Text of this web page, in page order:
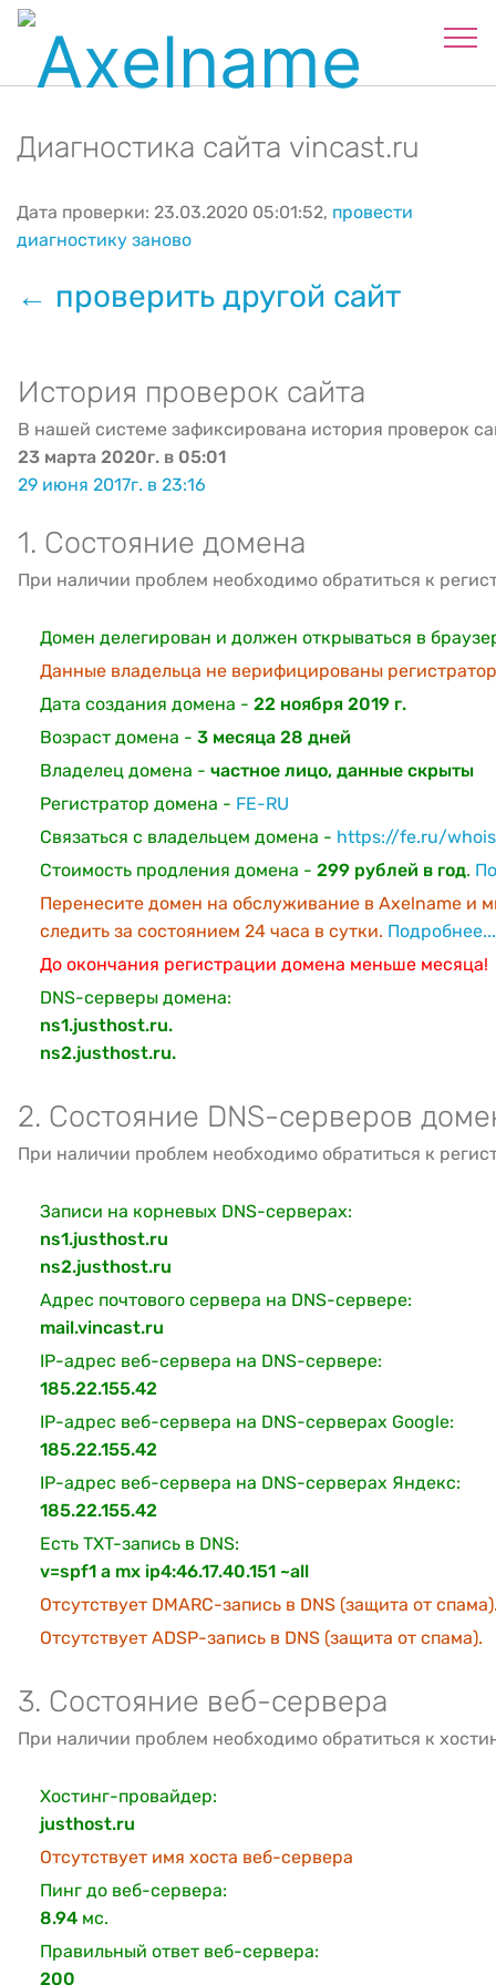
Диагностика сайта vincast.ru
Дата проверки: 23.03.2020 05:01:52, провести
диагностику заново
← проверить другой сайт
История проверок сайта
В нашей системе зафиксирована история проверок
23 марта 2020г. в 05:01
29 июня 2017г. в 23:16
1. Состояние домена
При наличии проблем необходимо обратиться к
Домен делегирован и должен открываться в
Данные владельца не верифицированы
Дата создания домена - 22 ноября 2019 г.
Возраст домена - 3 месяца 28 дней
Владелец домена - частное лицо, данные скрыты
Регистратор домена - FE-RU
Связаться с владельцем домена - https://fe.ru/
Стоимость продления домена - 299 рублей в год.
Перенесите домен на обслуживание в Axelname и
следить за состоянием 24 часа в сутки. Подробнее...
До окончания регистрации домена меньше месяца!
DNS-серверы домена:
ns1.justhost.ru.
ns2.justhost.ru.
2. Состояние DNS-серверов
При наличии проблем необходимо обратиться к
Записи на корневых DNS-серверах:
ns1.justhost.ru
ns2.justhost.ru
Адрес почтового сервера на DNS-сервере:
mail.vincast.ru
IP-адрес веб-сервера на DNS-сервере:
185.22.155.42
IP-адрес веб-сервера на DNS-серверах Google:
185.22.155.42
IP-адрес веб-сервера на DNS-серверах Яндекс:
185.22.155.42
Есть TXT-запись в DNS:
v=spf1 a mx ip4:46.17.40.151 ~all
Отсутствует DMARC-запись в DNS (защита от
Отсутствует ADSP-запись в DNS (защита от спама).
3. Состояние веб-сервера
При наличии проблем необходимо обратиться к
Хостинг-провайдер:
justhost.ru
Отсутствует имя хоста веб-сервера
Пинг до веб-сервера:
8.94 мс.
Правильный ответ веб-сервера:
200